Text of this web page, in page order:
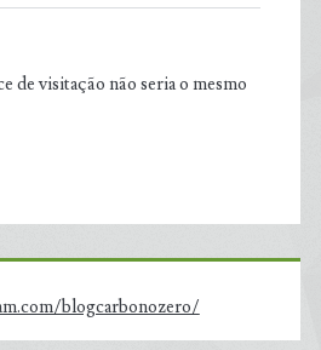
de visitação não seria o mesmo
blogcarbonozero/